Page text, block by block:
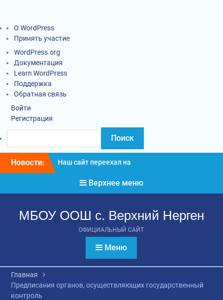
О WordPress
Принять участие
WordPress.org
Документация
Learn WordPress
Поддержка
Обратная связь
Войти
Регистрация
Новости:
Наш сайт переехал на
Информация о введении
карантинных
Социально-
тестирование
обучающихся
Верхнее меню
МБОУ ООШ с. Верхний Нерген
ОФИЦИАЛЬНЫЙ САЙТ
Меню
Главная
Предписания органов, осуществляющих государственный
контроль